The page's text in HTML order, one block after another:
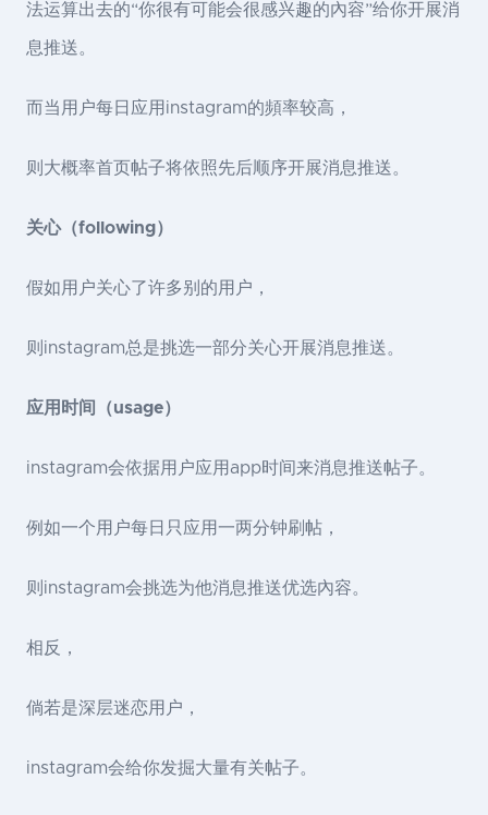
法运算出去的“你很有可能会很感兴趣的內容”给你开展消
息推送。
而当用户每日应用instagram的頻率较高，
则大概率首页帖子将依照先后顺序开展消息推送。
关心（following）
假如用户关心了许多别的用户，
则instagram总是挑选一部分关心开展消息推送。
应用时间（usage）
instagram会依据用户应用app时间来消息推送帖子。
例如一个用户每日只应用一两分钟刷帖，
则instagram会挑选为他消息推送优选內容。
相反，
倘若是深层迷恋用户，
instagram会给你发掘大量有关帖子。